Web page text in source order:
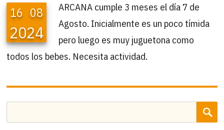
16 08
2024
ARCANA cumple 3 meses el día 7 de
Agosto. Inicialmente es un poco tímida
pero luego es muy juguetona como
todos los bebes. Necesita actividad.
por: